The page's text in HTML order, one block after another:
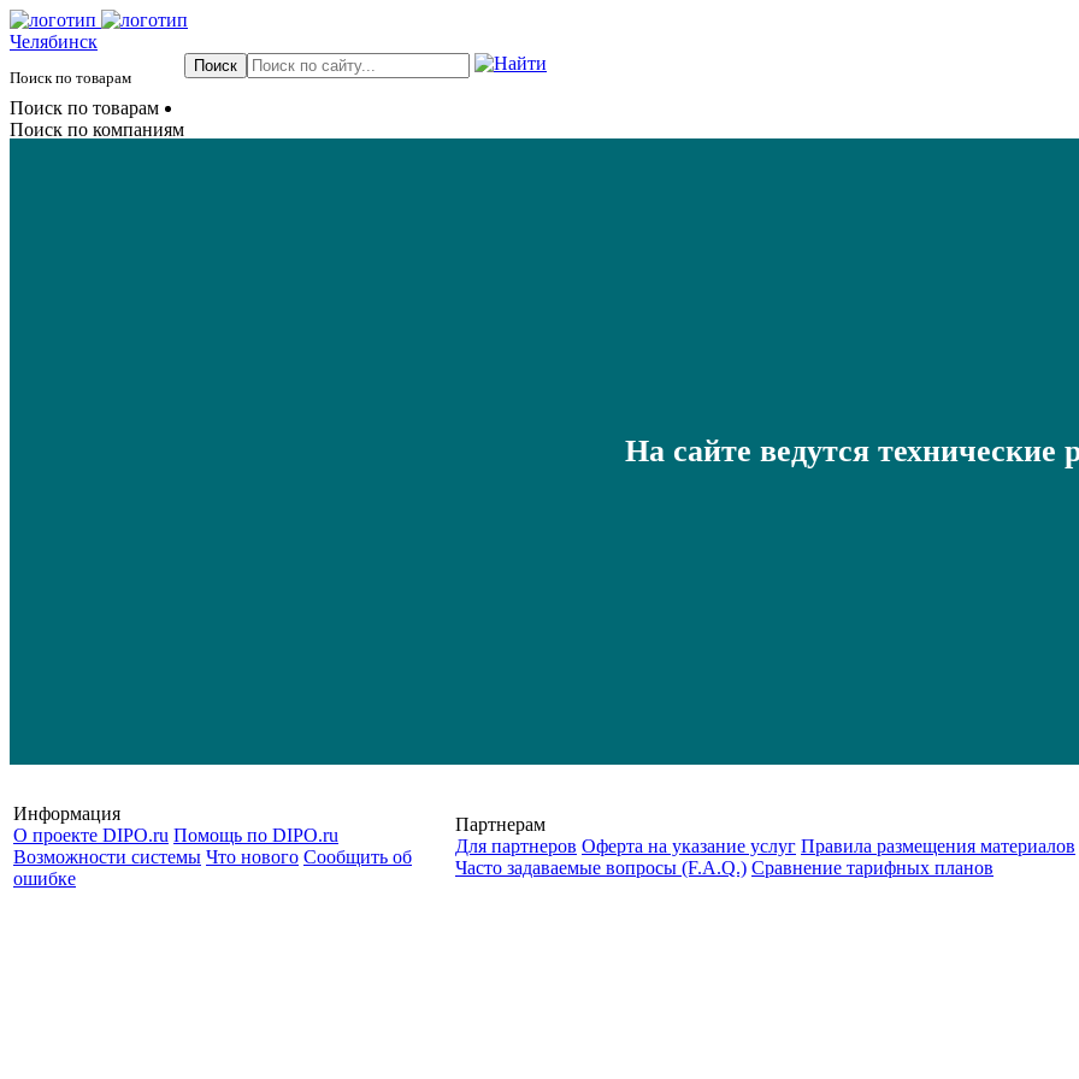
Челябинск
Поиск по товарам
Поиск по товарам
Поиск по компаниям
На сайте ведутся технические
Информация
О проекте DIPO.ru Помощь по DIPO.ru
Возможности системы Что нового Сообщить об
ошибке
Партнерам
Для партнеров Оферта на указание услуг Правила размещения материалов
Часто задаваемые вопросы (F.A.Q.) Cравнение тарифных планов